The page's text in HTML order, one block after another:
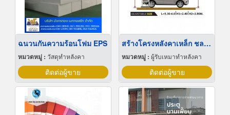
ฉนวนกันความร้อนโฟม EPS
หมวดหมู่ : วัสดุทำหลังคา
ติดต่อผู้ขาย
สร้างโครงหลังคาเหล็ก ชลบุรี
หมวดหมู่ : ผู้รับเหมาทำหลังคา
ติดต่อผู้ขาย